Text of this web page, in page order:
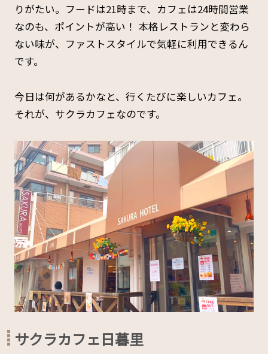
りがたい。フードは21時まで、カフェは24時間営業
なのも、ポイントが高い！ 本格レストランと変わら
ない味が、ファストスタイルで気軽に利用できるん
です。
今日は何があるかなと、行くたびに楽しいカフェ。
それが、サクラカフェなのです。
サクラカフェ日暮里